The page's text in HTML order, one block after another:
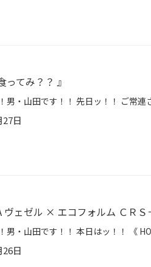
ってみ？？ 』
日
ヴェゼル × エコフォルム ＣＲ
日